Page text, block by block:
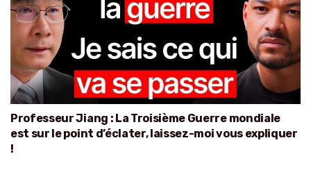
Professeur Jiang : La Troisième Guerre mondiale
est sur le point d’éclater, laissez-moi vous expliquer
!